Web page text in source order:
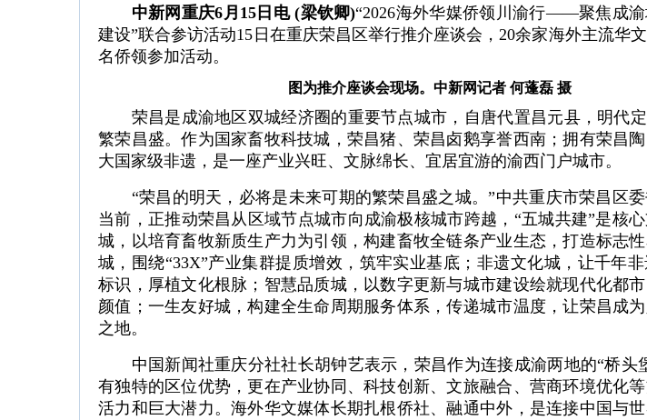
中新网重庆6月15日电 (梁钦卿)“2026海外华媒侨领川渝行——聚焦成渝
建设”联合参访活动15日在重庆荣昌区举行推介座谈会，20余家海外主流华
名侨领参加活动。
图为推介座谈会现场。中新网记者 何蓬磊 摄
荣昌是成渝地区双城经济圈的重要节点城市，自唐代置昌元县，明代定
繁荣昌盛。作为国家畜牧科技城，荣昌猪、荣昌卤鹅享誉西南；拥有荣昌
大国家级非遗，是一座产业兴旺、文脉绵长、宜居宜游的渝西门户城市。
“荣昌的明天，必将是未来可期的繁荣昌盛之城。”中共重庆市荣昌区委
当前，正推动荣昌从区域节点城市向成渝极核城市跨越，“五城共建”是核
城，以培育畜牧新质生产力为引领，构建畜牧全链条产业生态，打造标志
城，围绕“33X”产业集群提质增效，筑牢实业基底；非遗文化城，让千年
标识，厚植文化根脉；智慧品质城，以数字更新与城市建设绘就现代化都
颜值；一生友好城，构建全生命周期服务体系，传递城市温度，让荣昌成
之地。
中国新闻社重庆分社社长胡钟艺表示，荣昌作为连接成渝两地的“桥头
有独特的区位优势，更在产业协同、科技创新、文旅融合、营商环境优化
活力和巨大潜力。海外华文媒体长期扎根侨社、融通中外，是连接中国与世